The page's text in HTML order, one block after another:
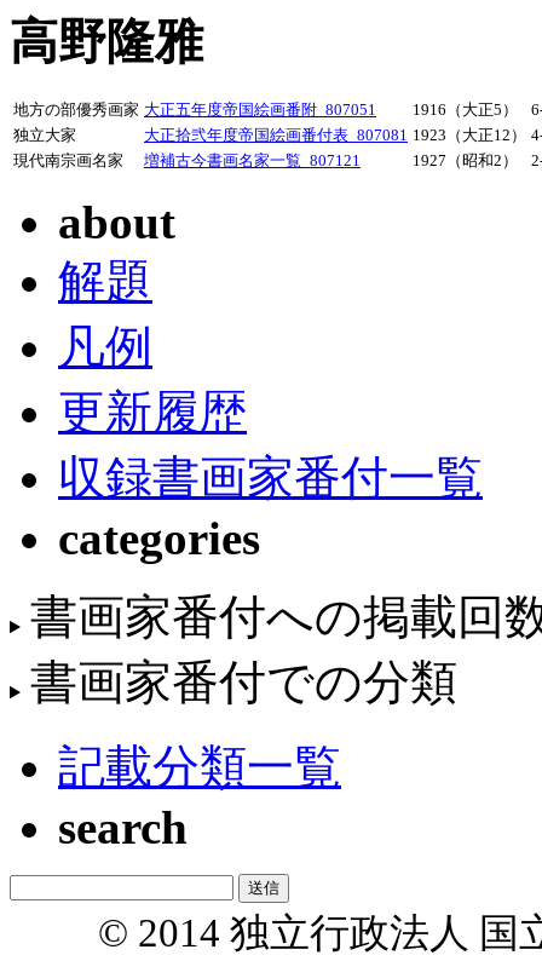
高野隆雅
地方の部優秀画家 大正五年度帝国絵画番附_807051 1916（大正5）
独立大家
大正拾弐年度帝国絵画番付表_807081 1923（大正12）
現代南宗画名家
増補古今書画名家一覧_807121 1927（昭和2）
about
解題
凡例
更新履歴
収録書画家番付一覧
categories
書画家番付への掲載回
書画家番付での分類
記載分類一覧
search
© 2014 独立行政法人 国